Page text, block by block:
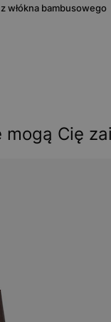
włókna bambusowego
mogą Cię